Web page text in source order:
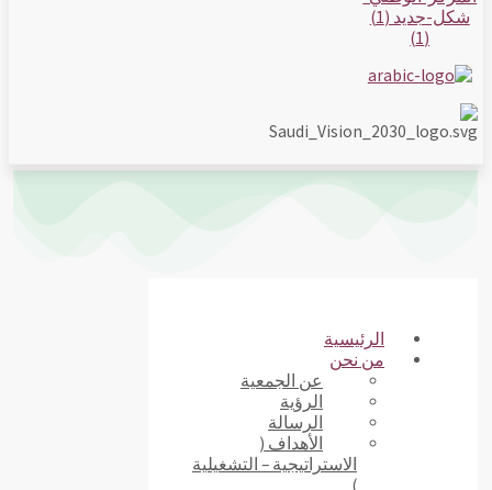
الرئيسية
من نحن
عن الجمعية
الرؤية
الرسالة
الأهداف (
الاستراتيجية – التشغيلية
)